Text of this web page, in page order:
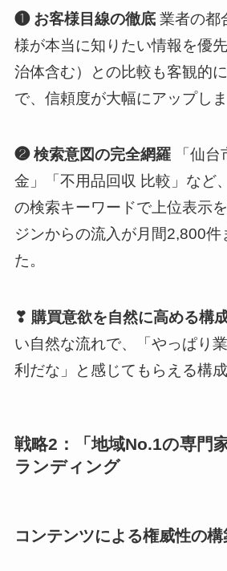
❶ お客様目線の徹底業者の都
様が本当に知りたい情報を優
治体含む）との比較も客観的
で、信頼度が大幅にアップしま
❷ 検索意図の完全網羅「仙台
金」「不用品回収 比較」など
の検索キーワードで上位表示
ジンからの流入が月間2,800件
た。
❣ 購買意欲を自然に高める構
い自然な流れで、「やっぱり
利だな」と感じてもらえる構
戦略2：「地域No.1の専門
ランディング
コンテンツによる権威性の構